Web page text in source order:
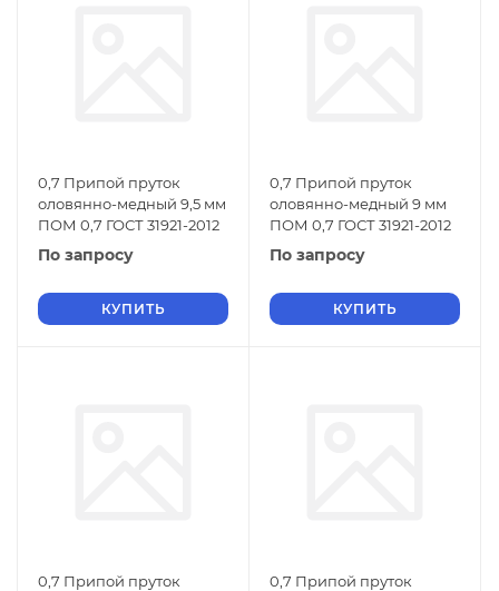
0,7 Припой пруток
оловянно-медный 9,5 мм
ПОМ 0,7 ГОСТ 31921-2012
По запросу
КУПИТЬ
0,7 Припой пруток
оловянно-медный 9 мм
ПОМ 0,7 ГОСТ 31921-2012
По запросу
КУПИТЬ
0,7 Припой пруток
0,7 Припой пруток